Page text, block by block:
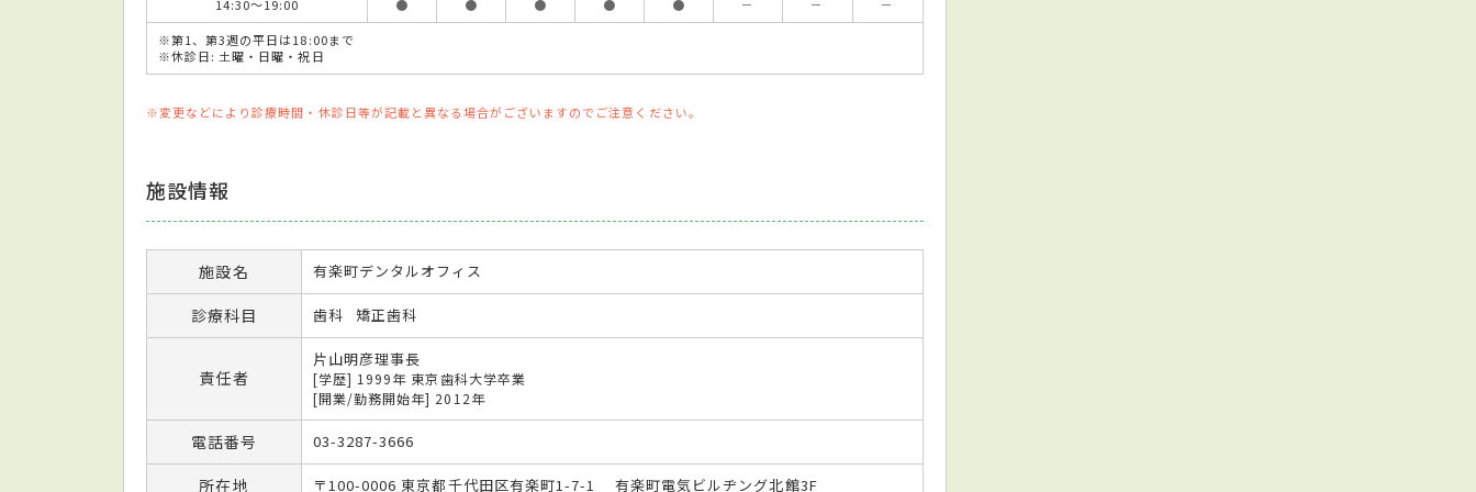
14:30～19:00
● ● ● ● ● － －
－
※第1、第3週の平日は18:00まで
※休診日: 土曜・日曜・祝日
※変更などにより診療時間・休診日等が記載と異なる場合がございますのでご注意ください。
施設情報
施設名 有楽町デンタルオフィス
診療科目 歯科 矯正歯科
責任者
片山明彦理事長
[学歴] 1999年 東京歯科大学卒業
[開業/勤務開始年] 2012年
電話番号 03-3287-3666
所在地 〒100-0006 東京都千代田区有楽町1-7-1 有楽町電気ビルヂング北館3F